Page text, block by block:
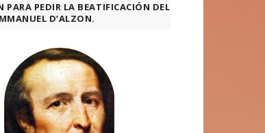
PARA PEDIR LA BEATIFICACIÓN DEL
D’ALZON.